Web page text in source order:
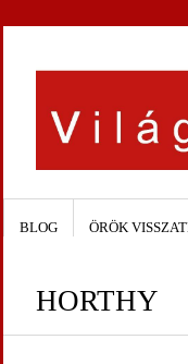
BLOG ÖRÖK
HORTHY